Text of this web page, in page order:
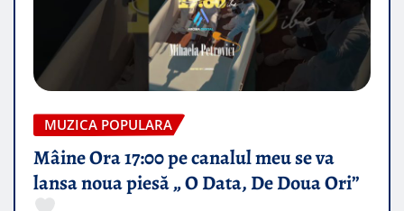
MUZICA POPULARA
Mâine Ora 17:00 pe canalul meu se va
lansa noua piesă „ O Data, De Doua Ori”